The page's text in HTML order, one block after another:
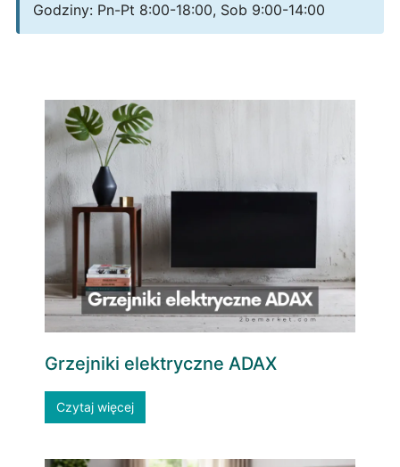
Godziny: Pn-Pt 8:00-18:00, Sob 9:00-14:00
Grzejniki elektryczne ADAX
Czytaj więcej